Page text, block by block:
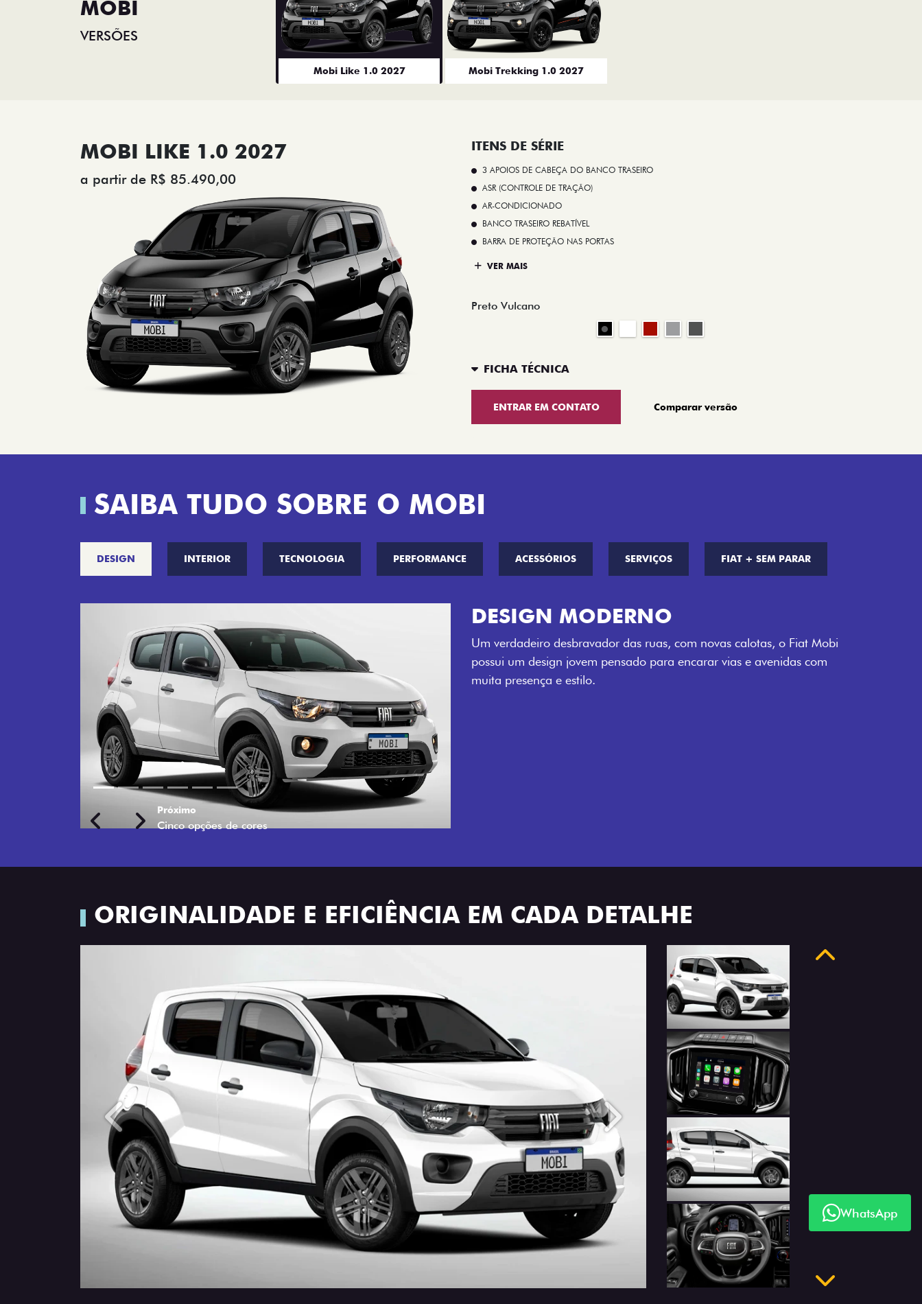
MOBI
VERSÕES
Mobi Like 1.0 2027 Mobi Trekking 1.0 2027
MOBI LIKE 1.0 2027
a partir de R$ 85.490,00
ITENS DE SÉRIE
3 APOIOS DE CABEÇA DO BANCO TRASEIRO
ASR (CONTROLE DE TRAÇÃO)
AR-CONDICIONADO
BANCO TRASEIRO REBATÍVEL
BARRA DE PROTEÇÃO NAS PORTAS
VER MAIS
Preto Vulcano
FICHA TÉCNICA
ENTRAR EM CONTATO Comparar versão
SAIBA TUDO SOBRE O MOBI
DESIGN INTERIOR TECNOLOGIA PERFORMANCE ACESSÓRIOS SERVIÇOS FIAT + SEM PARAR
CINCO OPÇÕES DE CORES
O Fiat Mobi tem sempre uma opção de cor que é a sua cara. Escolha
entre o Preto Vulcano, Vermelho Montecarlo, Branco Banchisa, Prata
Bari e Cinza Silverstone.
PreviousNext
ORIGINALIDADE E EFICIÊNCIA EM CADA DETALHE
Anterior Próximo
WhatsApp